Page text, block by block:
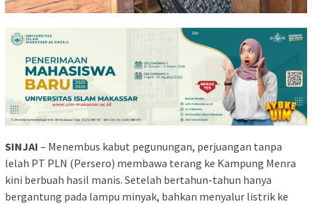
SINJAI – Menembus kabut pegunungan, perjuangan tanpa
lelah PT PLN (Persero) membawa terang ke Kampung Menra
kini berbuah hasil manis. Setelah bertahun-tahun hanya
bergantung pada lampu minyak, bahkan menyalur listrik ke